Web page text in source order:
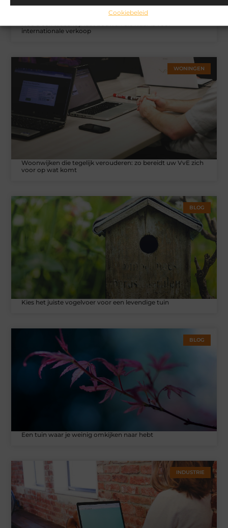
Cookiebeleid
internationale verkoop
WONINGEN
Woonwijken die tegelijk verouderen: zo bereidt uw VvE zich
voor op wat komt
BLOG
Kies het juiste vogelvoer voor een levendige tuin
BLOG
Een tuin waar je weinig omkijken naar hebt
INDUSTRIE